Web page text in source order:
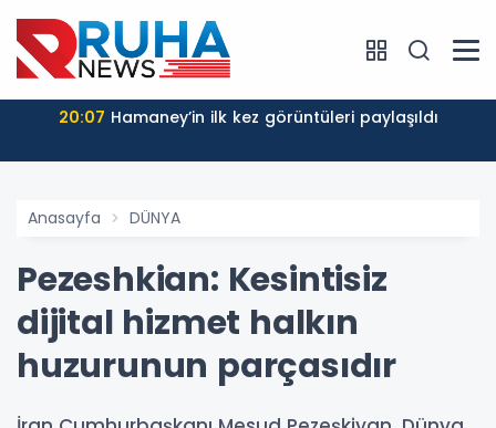
20:07 Hamaney’in ilk kez görüntüleri paylaşıldı
Anasayfa DÜNYA
Pezeshkian: Kesintisiz
dijital hizmet halkın
huzurunun parçasıdır